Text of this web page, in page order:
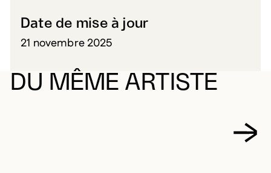
Date de mise à jour
21 novembre 2025
DU MÊME ARTISTE